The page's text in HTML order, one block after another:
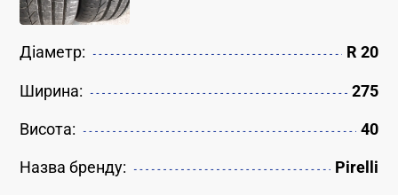
Діаметр: R 20
Ширина: 275
Висота: 40
Назва бренду: Pirelli